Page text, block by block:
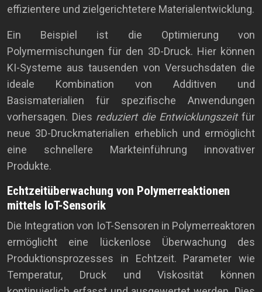
effizientere und zielgerichtetere Materialentwicklung.
Ein Beispiel ist die Optimierung von
Polymermischungen für den 3D-Druck. Hier können
KI-Systeme aus tausenden von Versuchsdaten die
ideale Kombination von Additiven und
Basismaterialien für spezifische Anwendungen
vorhersagen. Dies reduziert die Entwicklungszeitfür
neue 3D-Druckmaterialien erheblich und ermöglicht
eine schnellere Markteinführung innovativer
Produkte.
Echtzeitüberwachung von Polymerreaktionen
mittels IoT-Sensorik
Die Integration von IoT-Sensoren in Polymerreaktoren
ermöglicht eine lückenlose Überwachung des
Produktionsprozesses in Echtzeit. Parameter wie
Temperatur, Druck und Viskosität können